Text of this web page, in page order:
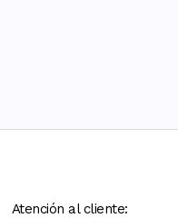
Atención al cliente: